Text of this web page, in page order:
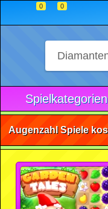
0 0
Spielkategorien